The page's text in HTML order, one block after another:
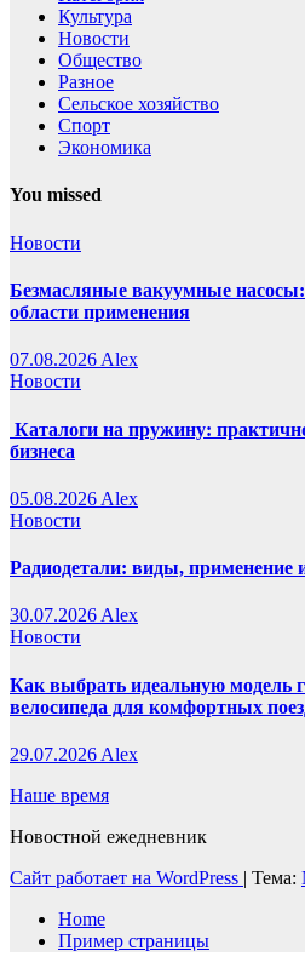
Культура
Новости
Общество
Разное
Сельское хозяйство
Спорт
Экономика
You missed
Новости
Безмасляные вакуумные
области применения
07.08.2026 Alex
Новости
Каталоги на пружину:
бизнеса
05.08.2026 Alex
Новости
Радиодетали: виды, применение
30.07.2026 Alex
Новости
Как выбрать идеальную модель
велосипеда для комфортных
29.07.2026 Alex
Наше время
Новостной ежедневник
Сайт работает на WordPress | Тема:
Home
Пример страницы